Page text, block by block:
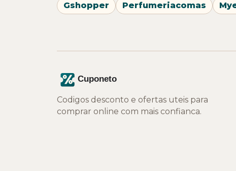
Gshopper Perfumeriacomas
Codigos desconto e ofertas uteis para
comprar online com mais confianca.